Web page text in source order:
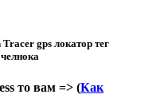
gps локатор тег
то вам => (Как